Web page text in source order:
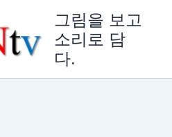
그림을 보고
소리로 담
다.